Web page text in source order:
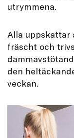
utrymmena.
Alla
fräscht och
den
veckan.